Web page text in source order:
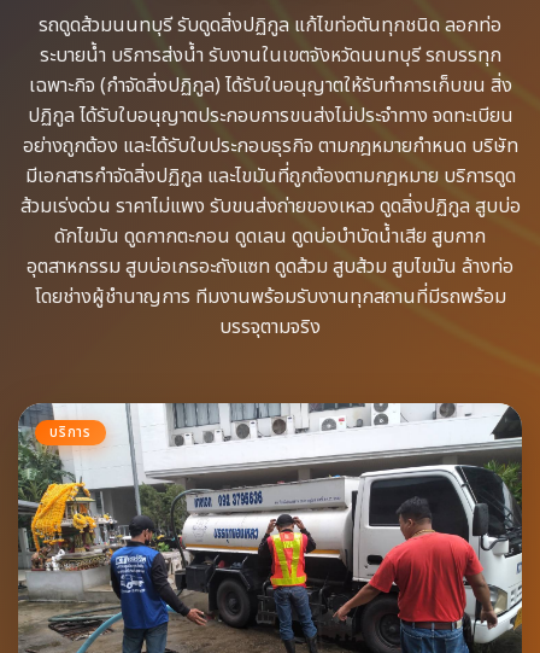
รถดูดส้วม​นนทบุรี รับดูดสิ่งปฏิกูล​ แก้ไขท่อตันทุกชนิด​ ลอกท่อ
ระบายน้ำ​ บริการส่งน้ำ รับงานในเขตจังหวัดนนทบุรี รถบรรทุก
เฉพาะกิจ​ (กำจัดสิ่งปฏิกูล)​ ได้รับใบอนุญาตให้รับทำการเก็บขน​ สิ่ง
ปฏิกูล ได้รับใบอนุญาตประกอบการขนส่งไม่ประจำทาง จดทะเบียน
อย่างถูกต้อง​ และได้รับใบประกอบธุรกิจ​ ตามกฎหมายกำหนด บริษัท
มีเอกสารกำจัดสิ่งปฏิกูล​ และไขมันที่ถูกต้องตามกฎหมาย บริการดูด
ส้วมเร่งด่วน​ ราคาไม่แพง รับขนส่งถ่ายของเหลว​ ดูดสิ่งปฏิกูล​ สูบบ่อ
ดักไขมัน​ ดูดกากตะกอน​ ดูดเลน​ ดูดบ่อบำบัดน้ำเสีย​ สูบกาก
อุตสาหกรรม​ สูบบ่อเกรอะถังแซท​ ดูดส้วม​ สูบส้วม​ สูบไขมัน​ ล้างท่อ​
โดยช่างผู้ชำนาญการ​ ทีมงานพร้อม​รับงานทุกสถานที่​มีรถพร้อม
บรรจุ​ตามจริง
บริการ